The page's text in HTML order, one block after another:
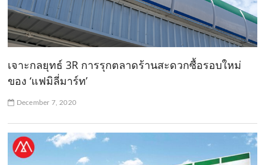
เจาะกลยุทธ์ 3R การรุกตลาดร้านสะดวกซื้อรอบใหม่
ของ ‘แฟมิลี่มาร์ท’
December 7, 2020